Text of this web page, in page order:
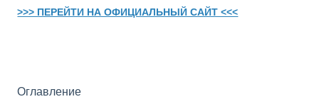
>>> ПЕРЕЙТИ НА ОФИЦИАЛЬНЫЙ САЙТ <<<
Оглавление